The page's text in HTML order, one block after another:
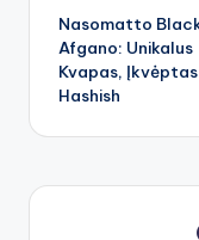
Nasomatto
Afgano: Unikalus
Kvapas, Įkvėptas
Hashish